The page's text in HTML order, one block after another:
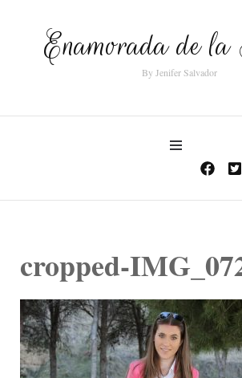
Enamorada de
By Jenifer Salvador
cropped-